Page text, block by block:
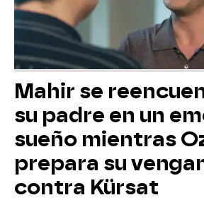
Mahir se
su padre en un
sueño mientras
prepara su
contra Kürsat